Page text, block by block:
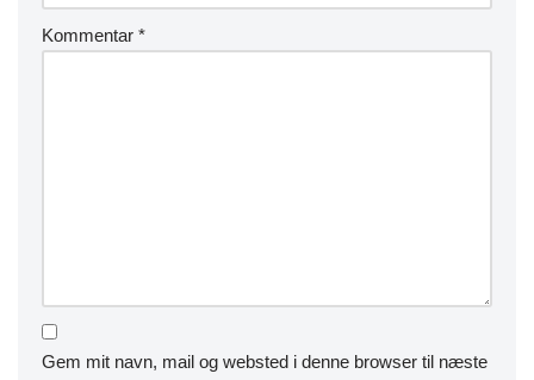
Kommentar *
Gem mit navn, mail og websted i denne browser til næste